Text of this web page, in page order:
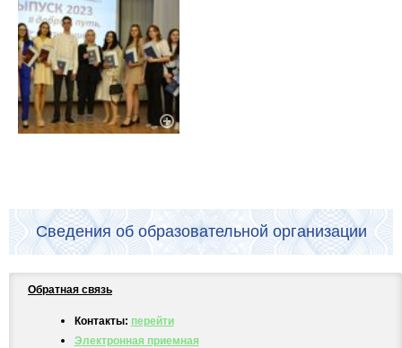
Сведения об образовательной организации
Обратная связь
Контакты: перейти
Электронная приемная